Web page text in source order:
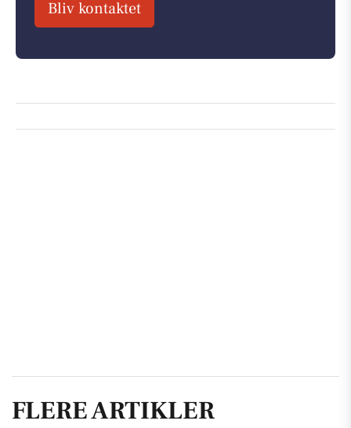
Bliv kontaktet
FLERE ARTIKLER